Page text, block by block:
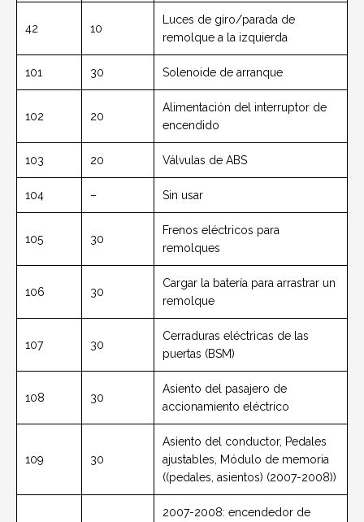
42 10
Luces de giro/parada de
remolque a la izquierda
101 30 Solenoide de arranque
102 20
Alimentación del interruptor de
encendido
103 20 Válvulas de ABS
104 – Sin usar
105 30
Frenos eléctricos para
remolques
106 30
Cargar la batería para arrastrar un
remolque
107 30
Cerraduras eléctricas de las
puertas (BSM)
108 30
Asiento del pasajero de
accionamiento eléctrico
109 30
Asiento del conductor, Pedales
ajustables, Módulo de memoria
((pedales, asientos) (2007-2008))
2007-2008: encendedor de